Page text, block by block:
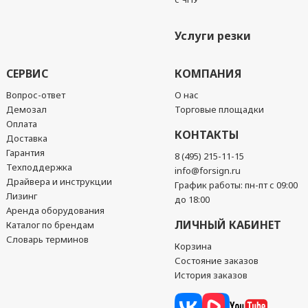
Услуги резки
СЕРВИС
Вопрос-ответ
Демозал
Оплата
Доставка
Гарантия
Техподдержка
Драйвера и инструкции
Лизинг
Аренда оборудования
Каталог по брендам
Словарь терминов
КОМПАНИЯ
О нас
Торговые площадки
КОНТАКТЫ
8 (495) 215-11-15
info@forsign.ru
График работы: пн-пт с 09:00
до 18:00
ЛИЧНЫЙ КАБИНЕТ
Корзина
Состояние заказов
История заказов